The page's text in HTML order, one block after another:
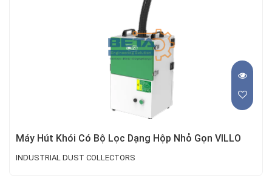
Máy Hút Khói Có Bộ Lọc Dạng Hộp Nhỏ Gọn VILLO
INDUSTRIAL DUST COLLECTORS